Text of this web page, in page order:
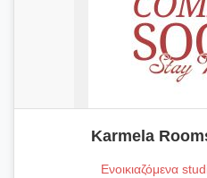
Karmela
Ενοικιαζόμενα